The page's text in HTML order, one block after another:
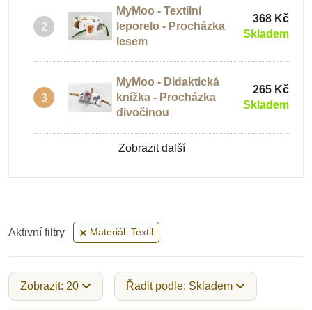
2
MyMoo - Textilní
leporelo - Procházka
lesem
368 Kč
Skladem
3
MyMoo - Didaktická
knížka - Procházka
divočinou
265 Kč
Skladem
Zobrazit další
Aktivní filtry Materiál: Textil
Zobrazit: 20 Řadit podle: Skladem